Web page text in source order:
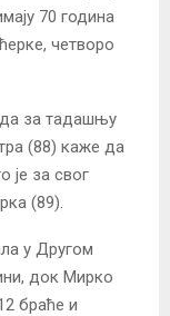
70 година
четворо
за тадашњу
(88) каже да
је за свог
(89).
у Другом
док Мирко
браће и